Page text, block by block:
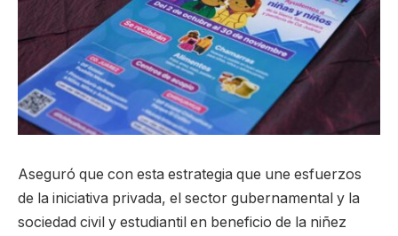
Aseguró que con esta estrategia que une esfuerzos
de la iniciativa privada, el sector gubernamental y la
sociedad civil y estudiantil en beneficio de la niñez